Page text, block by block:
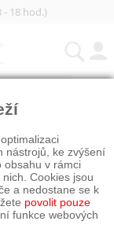
18 hod.)
nástrojů, ke zvýšení
obsahu v rámci
Cookies jsou
a nedostane se k
povolit pouze
funkce webových